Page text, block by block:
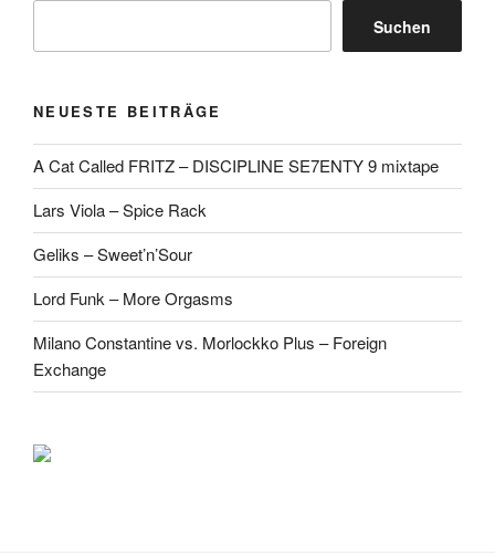
Suchen
NEUESTE BEITRÄGE
A Cat Called FRITZ – DISCIPLINE SE7ENTY 9 mixtape
Lars Viola – Spice Rack
Geliks – Sweet’n’Sour
Lord Funk – More Orgasms
Milano Constantine vs. Morlockko Plus – Foreign
Exchange